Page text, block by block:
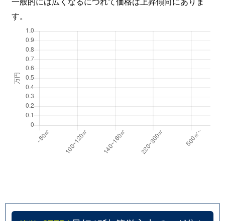
す。